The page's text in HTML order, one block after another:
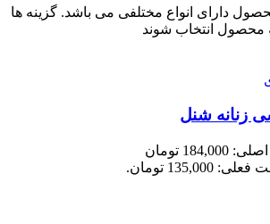
دارای انواع مختلفی می باشد. گزینه ها
انتخاب شوند
قیمت اصلی: 184,000 تومان
135,000 تومان.